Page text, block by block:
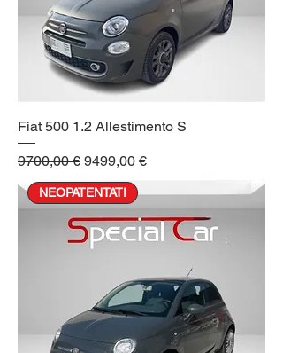
Fiat 500 1.2 Allestimento S
Prezzo regolare
9700,00 € Prezzo scontato
9499,00 €
NEOPATENTATI